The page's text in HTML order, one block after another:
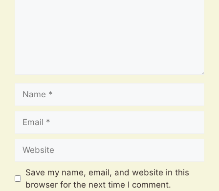
Save my name, email, and website in this
browser for the next time I comment.